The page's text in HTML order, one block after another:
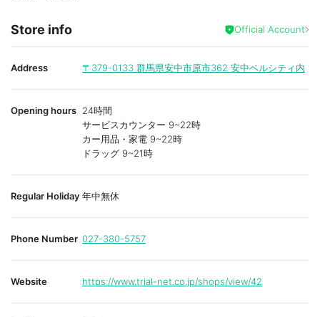
Store info Official Account
Address 〒379-0133 群馬県安中市原市362 安中ベルシティ内
Opening hours 24時間
サービスカウンター 9~22時
カー用品・家電 9~22時
ドラッグ 9~21時
Regular Holiday 年中無休
Phone Number 027-380-5757
Website https://www.trial-net.co.jp/shops/view/42